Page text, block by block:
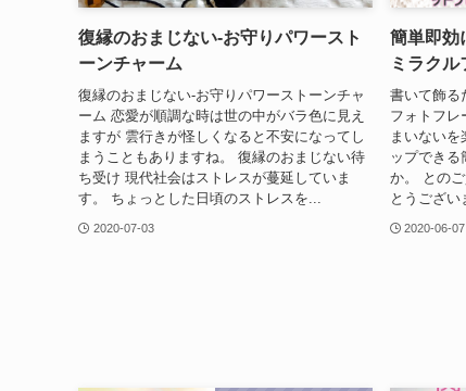
復縁のおまじない-お守りパワースト
ーンチャーム
復縁のおまじない-お守りパワーストーンチャ
ーム 恋愛が順調な時は世の中がバラ色に見え
ますが 雲行きが怪しくなると不安になってし
まうこともありますね。 復縁のおまじない待
ち受け 現代社会はストレスが蔓延していま
す。 ちょっとした日頃のストレスを...
2020-07-03
簡単即効
ミラクル
書いて飾る
フォトフレ
まいない
ップできる
か。 との
とうござい
2020-06-07